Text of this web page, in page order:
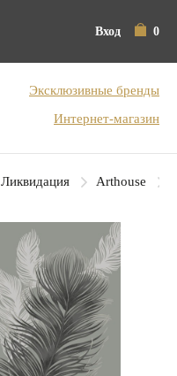
Вход 0
Эксклюзивные бренды
Интернет-магазин
Ликвидация Arthouse